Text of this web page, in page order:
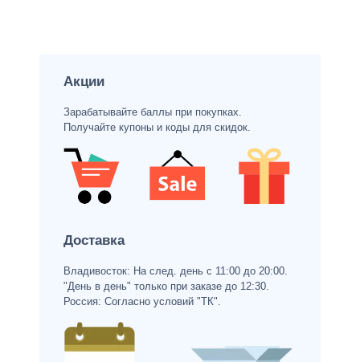
Акции
Зарабатывайте баллы при покупках.
Получайте купоны и коды для скидок.
Доставка
Владивосток: На след. день с 11:00 до 20:00.
"День в день" только при заказе до 12:30.
Россия: Согласно условий "ТК".